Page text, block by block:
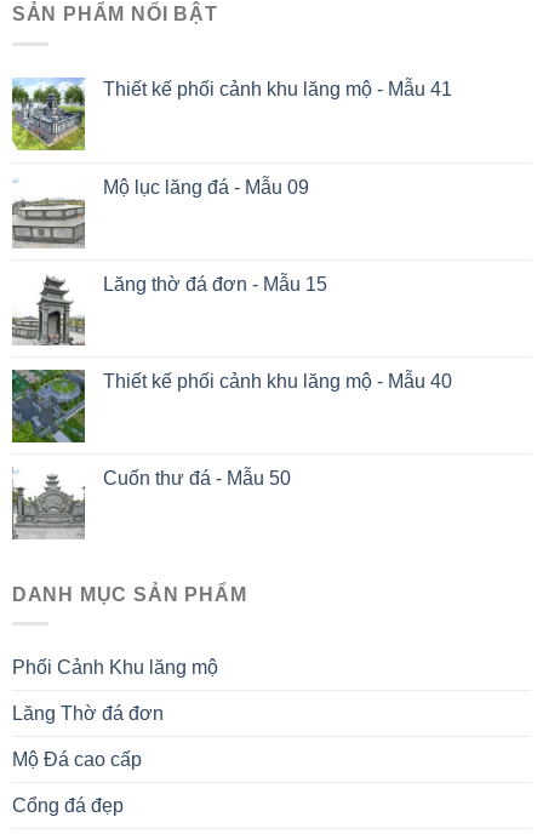
SẢN PHẨM NỔI BẬT
Thiết kế phối cảnh khu lăng mộ - Mẫu 41
Mộ lục lăng đá - Mẫu 09
Lăng thờ đá đơn - Mẫu 15
Thiết kế phối cảnh khu lăng mộ - Mẫu 40
Cuốn thư đá - Mẫu 50
DANH MỤC SẢN PHẨM
Phối Cảnh Khu lăng mộ
Lăng Thờ đá đơn
Mộ Đá cao cấp
Cổng đá đẹp